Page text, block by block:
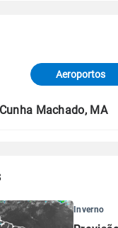
Climáticos
Aeroportos
Machado, MA
Inverno